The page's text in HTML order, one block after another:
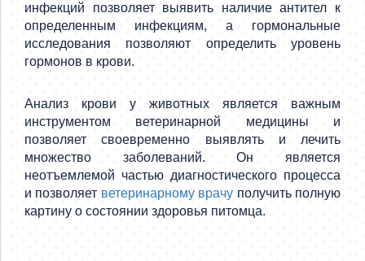
инфекций позволяет выявить наличие антител к
определенным инфекциям, а гормональные
исследования позволяют определить уровень
гормонов в крови.
Анализ крови у животных является важным
инструментом ветеринарной медицины и
позволяет своевременно выявлять и лечить
множество заболеваний. Он является
неотъемлемой частью диагностического процесса
и позволяет ветеринарному врачу получить полную
картину о состоянии здоровья питомца.